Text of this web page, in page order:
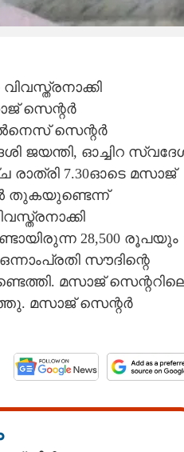
സെന്റർ
സെന്റർ
ജയന്തി, ഓച്ചിറ
7.30ഓടെ മസാജ്
തുകയുണ്ടെന്ന്
28,500 രൂപയും
സൗദിന്റെ
മസാജ്
മസാജ് സെന്റർ